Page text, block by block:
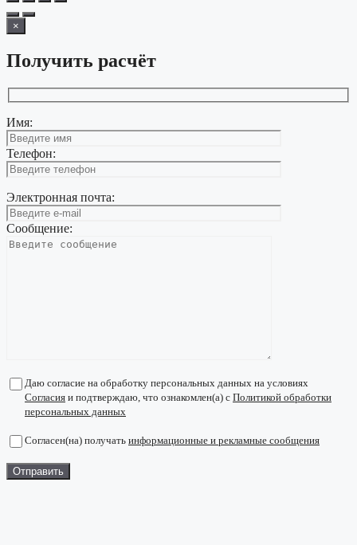
×
Получить расчёт
Имя:
Телефон:
Электронная почта:
Сообщение:
Даю согласие на обработку персональных данных на условиях
Согласия и подтверждаю, что ознакомлен(а) с Политикой обработки
персональных данных
Согласен(на) получать информационные и рекламные сообщения